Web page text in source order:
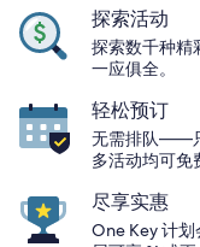
探索活动
探索数千种精
一应俱全。
轻松预订
无需排队——
多活动均可免
尽享实惠
One Key 计